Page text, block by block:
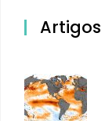
Artigos